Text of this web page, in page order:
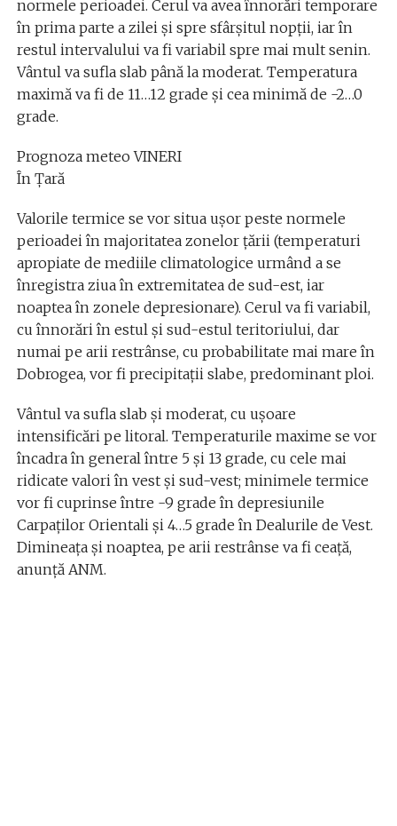
normele perioadei. Cerul va avea înnorări temporare
în prima parte a zilei și spre sfârșitul nopții, iar în
restul intervalului va fi variabil spre mai mult senin.
Vântul va sufla slab până la moderat. Temperatura
maximă va fi de 11…12 grade și cea minimă de -2…0
grade.
Prognoza meteo VINERI
În Țară
Valorile termice se vor situa ușor peste normele
perioadei în majoritatea zonelor țării (temperaturi
apropiate de mediile climatologice urmând a se
înregistra ziua în extremitatea de sud-est, iar
noaptea în zonele depresionare). Cerul va fi variabil,
cu înnorări în estul și sud-estul teritoriului, dar
numai pe arii restrânse, cu probabilitate mai mare în
Dobrogea, vor fi precipitații slabe, predominant ploi.
Vântul va sufla slab și moderat, cu ușoare
intensificări pe litoral. Temperaturile maxime se vor
încadra în general între 5 și 13 grade, cu cele mai
ridicate valori în vest și sud-vest; minimele termice
vor fi cuprinse între -9 grade în depresiunile
Carpaților Orientali și 4…5 grade în Dealurile de Vest.
Dimineața și noaptea, pe arii restrânse va fi ceață,
anunţă ANM.